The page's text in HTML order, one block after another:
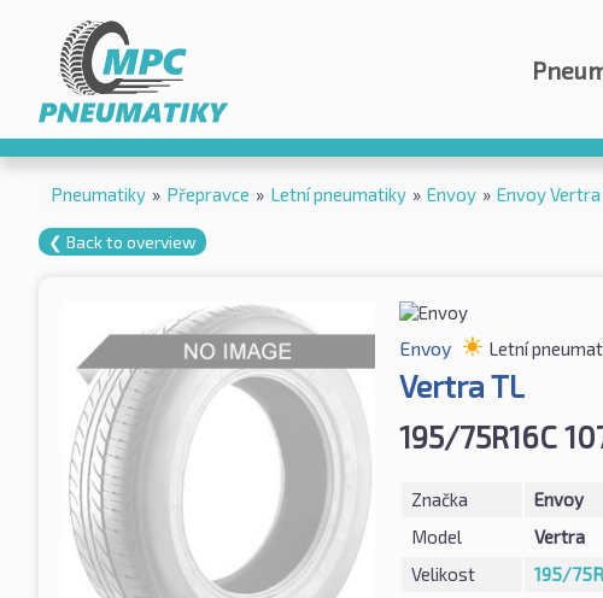
Pneumatiky » Přepravce » Letní pneumatiky » Envoy » Envoy
❮ Back to overview
Envoy Letní
Vertra TL
195/75R16C
Značka
Envoy
Model
Vertra
Velikost
195/